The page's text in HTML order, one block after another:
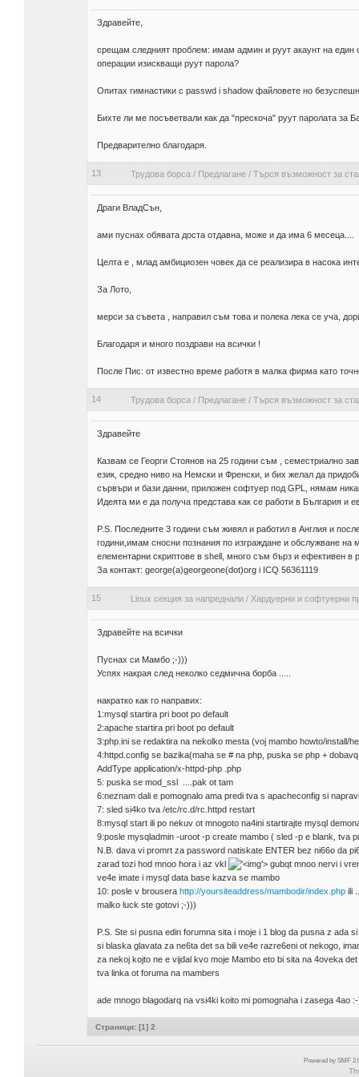
Здравейте,
срещам следният проблем: имам админ и руут акаунт на един
операции изискващи руут парола?
Опитах гимнастики с passwd i shadow файловете но
Бихте ли ме посъветвали как да "прескоча" руут паролата за
Предварително благодаря.
13 Трудова борса / Предлагане/ Търся възможност за
Драги ВладСън,
ами пуснах обявата доста отдавна, може и да има 6 месеца....
Целта е , млад амбициозен човек да се реализира в насока
За Лото,
мерси за съвета , направил съм това и полека лека се уча,
Благодаря и много поздрави на всички !
После Пис: от известно време работя в малка фирма като
14 Трудова борса / Предлагане/ Търся възможност за
Здравейте
Казвам се Георги Стоянов на 25 години съм , семестриално
език, средно ниво на Немски и Френски, и бих желал да
сървъри и бази данни, приложен софтуер под GPL, нямам
Идеята ми е да получа представа как се работи в България и
P.S. Последните 3 години съм живял и работил в Англия и
години,имам сносни познания по изграждане и обслужване
елементарни скриптове в shell, много съм бърз и ефективен
За контакт: george(a)georgeone(dot)org i ICQ 56361119
15 Linux секция за напреднали/ Хардуерни и софтуерни
Здравейте на всички
Пуснах си Мамбо ;-)))
Успях накрая след неколко седмична борба .....
накратко как го направих:
1:mysql startira pri boot po default
2:apache startira pri boot po default
3:php.ini se redaktira na nekolko mesta (voj mambo howto/install/
4:httpd.config se bazika(maha se # na php, puska se php +
AddType application/x-httpd-php .php
5: puska se mod_ssl ....pak ot tam
6:neznam dali e pomognalo ama predi tva s apacheconfig si
7: sled si4ko tva /etc/rc.d/rc.httpd restart
8:mysql start ili po nekuv ot mnogoto na4ini startirajte mysql
9:posle mysqladmin -uroot -p create mambo ( sled -p e blank, tva
N.B. dava vi promrt za password natiskate ENTER bez ni66o da
zarad tozi hod mnoo hora i az vkl
'>gubqt mnoo nervi i
ve4e imate i mysql data base kazva se mambo
10: posle v brousera http://yoursiteaddress/mambodir/index.phpili
malko luck ste gotovi ;-)))
P.S. Ste si pusna edin forumna sita i moje i 1 blog da pusna z
si blaska glavata za ne6ta det sa bili ve4e razre6eni ot nekogo,
za nekoj kojto ne e vijdal kvo moje Mambo eto bi sita na 4oveka
tva linka ot foruma na mambers
ade mnogo blagodarq na vsi4ki koito mi pomognaha i zasega 4ao
Страници: [1] 2
Powered by SMF